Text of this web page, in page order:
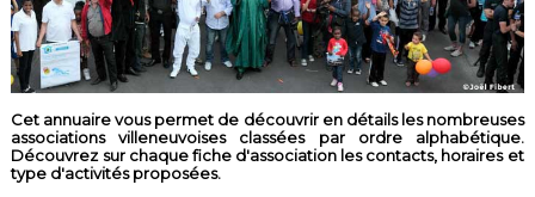
Cet annuaire vous permet de découvrir en détails les nombreuses
associations villeneuvoises classées par ordre alphabétique.
Découvrez sur chaque fiche d'association les contacts, horaires et
type d'activités proposées.